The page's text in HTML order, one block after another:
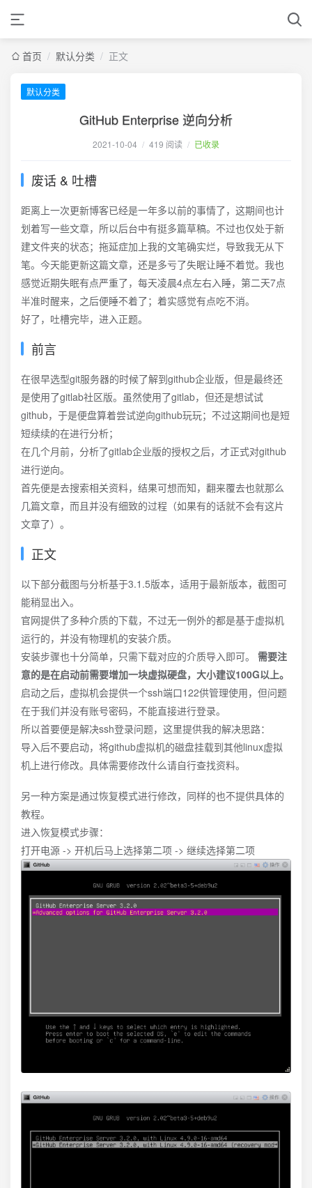
首页 / 默认分类 / 正文
默认分类
GitHub Enterprise 逆向分析
2021-10-04 / 419 阅读 / 已收录
废话 & 吐槽
距离上一次更新博客已经是一年多以前的事情了，这期间也计
划着写一些文章，所以后台中有挺多篇草稿。不过也仅处于新
建文件夹的状态；拖延症加上我的文笔确实烂，导致我无从下
笔。今天能更新这篇文章，还是多亏了失眠让睡不着觉。我也
感觉近期失眠有点严重了，每天凌晨4点左右入睡，第二天7点
半准时醒来，之后便睡不着了；着实感觉有点吃不消。
好了，吐槽完毕，进入正题。
前言
在很早选型git服务器的时候了解到github企业版，但是最终还
是使用了gitlab社区版。虽然使用了gitlab，但还是想试试
github，于是便盘算着尝试逆向github玩玩；不过这期间也是短
短续续的在进行分析；
在几个月前，分析了gitlab企业版的授权之后，才正式对github
进行逆向。
首先便是去搜索相关资料，结果可想而知，翻来覆去也就那么
几篇文章，而且并没有细致的过程（如果有的话就不会有这片
文章了）。
正文
以下部分截图与分析基于3.1.5版本，适用于最新版本，截图可
能稍显出入。
官网提供了多种介质的下载，不过无一例外的都是基于虚拟机
运行的，并没有物理机的安装介质。
安装步骤也十分简单，只需下载对应的介质导入即可。 需要注
意的是在启动前需要增加一块虚拟硬盘，大小建议100G以上。
启动之后，虚拟机会提供一个ssh端口122供管理使用，但问题
在于我们并没有账号密码，不能直接进行登录。
所以首要便是解决ssh登录问题，这里提供我的解决思路：
导入后不要启动，将github虚拟机的磁盘挂载到其他linux虚拟
机上进行修改。具体需要修改什么请自行查找资料。
另一种方案是通过恢复模式进行修改，同样的也不提供具体的
教程。
进入恢复模式步骤：
打开电源 -> 开机后马上选择第二项 -> 继续选择第二项